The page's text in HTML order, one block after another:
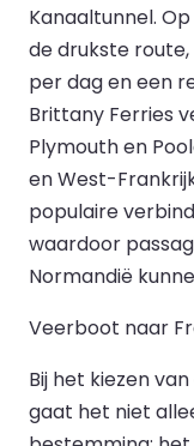
Kanaaltunnel.
de drukste
per dag en een
Brittany Ferries
Plymouth en
en West-
populaire
waardoor
Normandië
Veerboot naar
Bij het kiezen
gaat het niet